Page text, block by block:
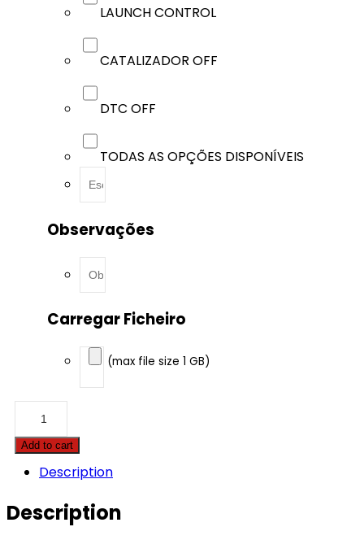
LAUNCH CONTROL
CATALIZADOR OFF
DTC OFF
TODAS AS OPÇÕES DISPONÍVEIS
Observações
Carregar Ficheiro
(max file size 1 GB)
X1
-
xDrive20i
192hp
Add to cart
Description
Description